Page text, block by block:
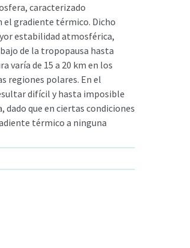
caracterizado
gradiente térmico. Dicho
estabilidad atmosférica,
de la tropopausa hasta
varía de 15 a 20 km en los
regiones polares. En el
difícil y hasta imposible
que en ciertas condiciones
térmico a ninguna